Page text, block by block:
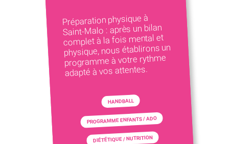
Préparation physique à
Saint-Malo : après un bilan
complet à la fois mental et
physique, nous établirons un
programme à votre rythme
adapté à vos attentes.
HANDBALL
PROGRAMME ENFANTS / ADO
DIÉTÉTIQUE / NUTRITION